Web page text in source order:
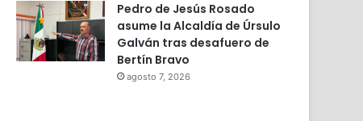
Pedro de Jesús Rosado
asume la Alcaldía de Úrsulo
Galván tras desafuero de
Bertín Bravo
agosto 7, 2026